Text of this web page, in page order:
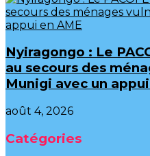
‎Nyiragongo : Le
au secours des
Munigi avec un
août 4, 2026
Catégories